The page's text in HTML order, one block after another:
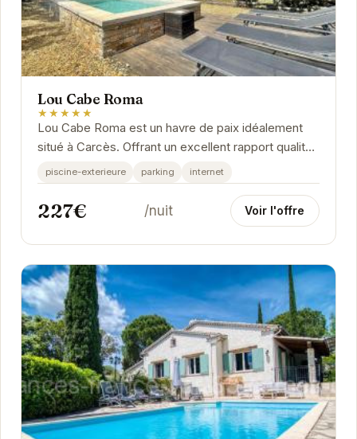
Lou Cabe Roma
★★★★★
Lou Cabe Roma est un havre de paix idéalement
situé à Carcès. Offrant un excellent rapport qualité-
prix, cet établissement a conquis le cœur...
piscine-exterieure parking internet
227€ /nuit Voir l'offre